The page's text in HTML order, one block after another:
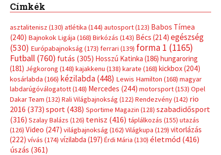
Címkék
asztalitenisz (130) atlétika (144) autosport(123) Babos Tímea
(240) Bajnokok Ligája (168) Birkózás (143) Bécs (214) egészség
(530) Európabajnokság (173) ferrari (139) forma 1 (1165)
Futball (760) futás (305) Hosszú Katinka (186) hungaroring
(181) Jégkorong (148) kajakkenu (138) karate (168) kickbox(204)
kosárlabda (166) kézilabda(448) Lewis Hamilton (168) magyar
labdarúgóválogatott(148) Mercedes (244) motorsport(153) Opel
Dakar Team (132) Rali Világbajnokság (122) Rendezvény(142) rio
2016 (373) sport(438) Sportime Magazin (128) szabadidősport
(316) Szalay Balázs (126) tenisz (416) táplálkozás (155) utazás
(126) Video (247) világbajnokság (162) Világkupa (129) vitorlázás
(222) vívás (174) vízilabda (197) Érdi Mária (130) életmód(416)
úszás (361)